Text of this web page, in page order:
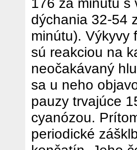
dýchania 32-54
minútu). Výkyvy
sú reakciou na
neočakávaný
sa u neho
pauzy trvajúce
cyanózou.
periodické